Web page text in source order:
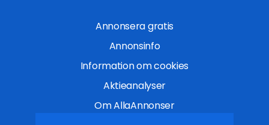
Annonsera gratis
Annonsinfo
Information om cookies
Aktieanalyser
Om AllaAnnonser